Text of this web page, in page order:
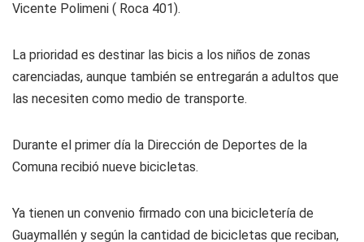
Vicente Polimeni ( Roca 401).
La prioridad es destinar las bicis a los niños de zonas
carenciadas, aunque también se entregarán a adultos que
las necesiten como medio de transporte.
Durante el primer día la Dirección de Deportes de la
Comuna recibió nueve bicicletas.
Ya tienen un convenio firmado con una bicicletería de
Guaymallén y según la cantidad de bicicletas que reciban,